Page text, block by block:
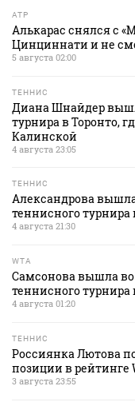
ATP
Алькарас снялся с
Цинциннати и не
5 августа 02:00
ТЕННИС
Диана Шнайдер
турнира в Торонто,
Калинской
4 августа 23:05
ТЕННИС
Александрова
теннисного турнира
4 августа 21:30
WTA
Самсонова вышла во
теннисного турнира
4 августа 01:20
ТЕННИС
Россиянка Лютова
позиции в рейтинге
3 августа 23:55